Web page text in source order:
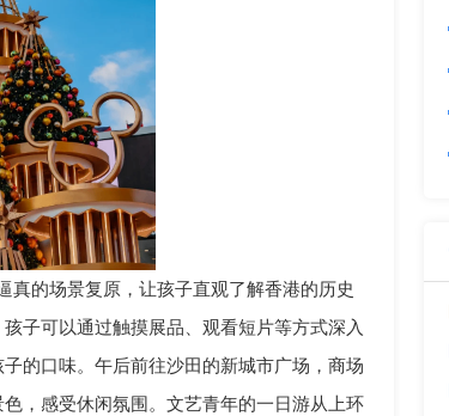
真的场景复原，让孩子直观了解香港的历史
子可以通过触摸展品、观看短片等方式深入
的口味。午后前往沙田的新城市广场，商场
，感受休闲氛围。文艺青年的一日游从上环